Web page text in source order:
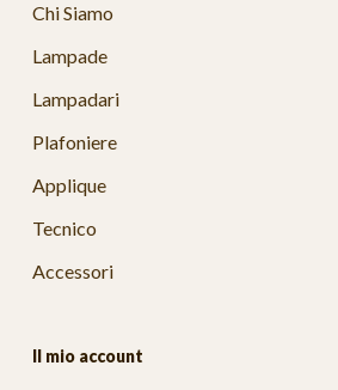
Chi Siamo
Lampade
Lampadari
Plafoniere
Applique
Tecnico
Accessori
Il mio account